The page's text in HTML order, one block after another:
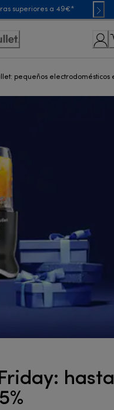
superiores a 49€*
pequeños electrodomésticos
hasta